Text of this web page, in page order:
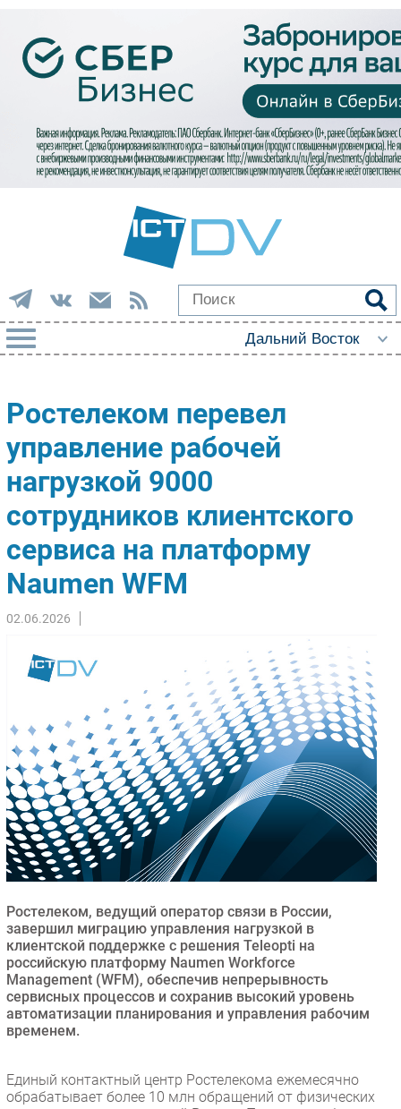
Импорто­замещение
Автоматизация Промышленности
Интернет
Мобильная связь
Фиксированная связь
Интеграция
Рынок ПК
Торговые сети
ПО
Кадры
Регулирование
Финансы
Web
Безопасность
Инновации
CIO/Управление ИТ
Здоровье
РАЗДЕЛЫ
Новости
Аналитика
Мероприятия
Ростелеком перевел
управление рабочей
нагрузкой 9000
сотрудников клиентского
сервиса на платформу
Naumen WFM
02.06.2026
Ростелеком, ведущий оператор связи в России,
завершил миграцию управления нагрузкой в
клиентской поддержке с решения Teleopti на
российскую платформу Naumen Workforce
Management (WFM), обеспечив непрерывность
сервисных процессов и сохранив высокий уровень
автоматизации планирования и управления рабочим
временем.
Единый контактный центр Ростелекома ежемесячно
обрабатывает более 10 млн обращений от физических